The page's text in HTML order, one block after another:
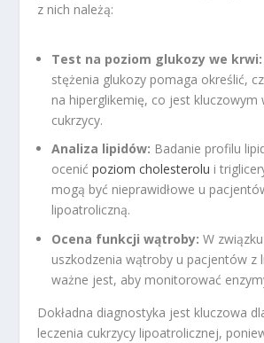
z nich należą:
Test na poziom glukozy we krwi:
stężenia glukozy pomaga określić,
na hiperglikemię, co jest kluczowym
cukrzycy.
Analiza lipidów: Badanie profilu
ocenićpoziom cholesterolu i
mogą być nieprawidłowe u
lipoatroliczną.
Ocena funkcji wątroby: W
uszkodzenia wątroby u pacjentów z
ważne jest, aby monitorować
Dokładna diagnostyka jest kluczowa
leczenia cukrzycy lipoatrolicznej,